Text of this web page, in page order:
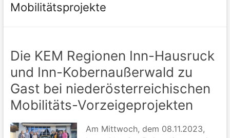
Mobilitätsprojekte
Die KEM Regionen Inn-Hausruck
und Inn-Kobernaußerwald zu
Gast bei niederösterreichischen
Mobilitäts-Vorzeigeprojekten
Am Mittwoch, dem 08.11.2023,